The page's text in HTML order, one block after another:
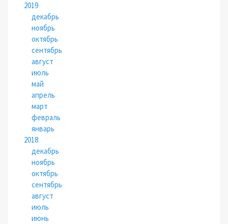
2019
декабрь
ноябрь
октябрь
сентябрь
август
июль
май
апрель
март
февраль
январь
2018
декабрь
ноябрь
октябрь
сентябрь
август
июль
июнь